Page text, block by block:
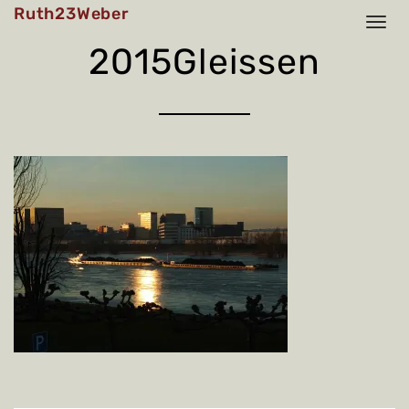
SkipRuth23Weber
2015Gleissen